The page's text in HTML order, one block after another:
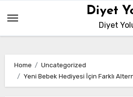
content
Diyet
Diyet
Home
Uncategorized
Yeni Bebek Hediyesi İçin Farklı